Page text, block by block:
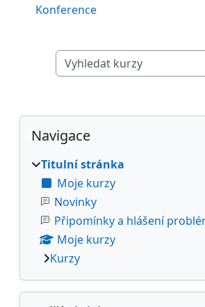
Konference
Bloky
Přeskočit: Navigace
Navigace
Titulní stránka
Moje kurzy
Novinky
Připomínky a hlášení
Moje kurzy
Kurzy
Přeskočit: Další aktivity